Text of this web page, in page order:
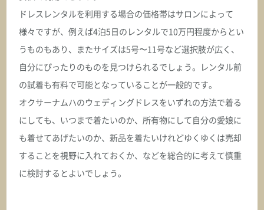
CORLI コルリ
ASK
オクサーナムハ
DAISY デイジー
ASK
オクサーナムハ
DARCIA ダルシア
ドレスレンタルを利用する場合の価格帯はサロンによって
様々ですが、例えば4泊5日のレンタルで10万円程度からとい
うものもあり、またサイズは5号〜11号など選択肢が広く、
自分にぴったりのものを見つけられるでしょう。レンタル前
の試着も有料で可能となっていることが一般的です。
オクサーナムハのウェディングドレスをいずれの方法で着る
にしても、いつまで着たいのか、所有物にして自分の愛娘に
も着せてあげたいのか、新品を着たいけれどゆくゆくは売却
することを視野に入れておくか、などを総合的に考えて慎重
に検討するとよいでしょう。